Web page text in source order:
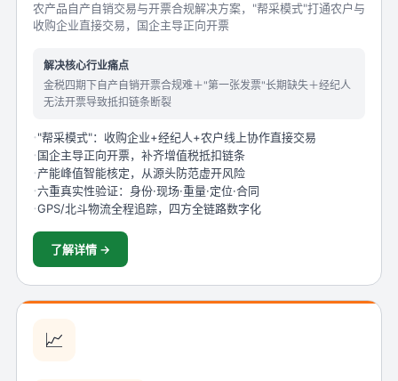
农产品自产自销交易与开票合规解决方案，"帮采模式"打通农户与
收购企业直接交易，国企主导正向开票
解决核心行业痛点
金税四期下自产自销开票合规难＋"第一张发票"长期缺失＋经纪人
无法开票导致抵扣链条断裂
"帮采模式"：收购企业+经纪人+农户线上协作直接交易
国企主导正向开票，补齐增值税抵扣链条
产能峰值智能核定，从源头防范虚开风险
六重真实性验证：身份·现场·重量·定位·合同
GPS/北斗物流全程追踪，四方全链路数字化
了解详情 →
📈